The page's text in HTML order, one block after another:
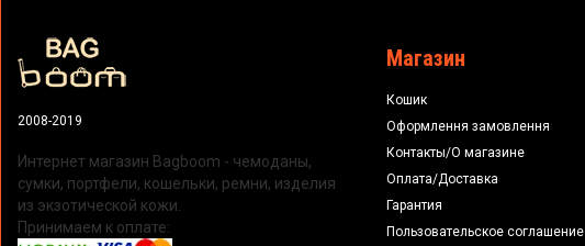
2008-2019
Интернет магазин Bagboom - чемоданы,
сумки, портфели, кошельки, ремни, изделия
из экзотической кожи.
Принимаем к оплате:
Магазин
Кошик
Оформлення замовлення
Контакты/О магазине
Оплата/Доставка
Гарантия
Пользовательское соглашение